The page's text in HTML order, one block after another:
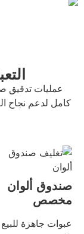
عمليات تدقيق
كامل لدعم نجاح
صندوق ألوان
مخصص
عبوات جاهزة للبيع